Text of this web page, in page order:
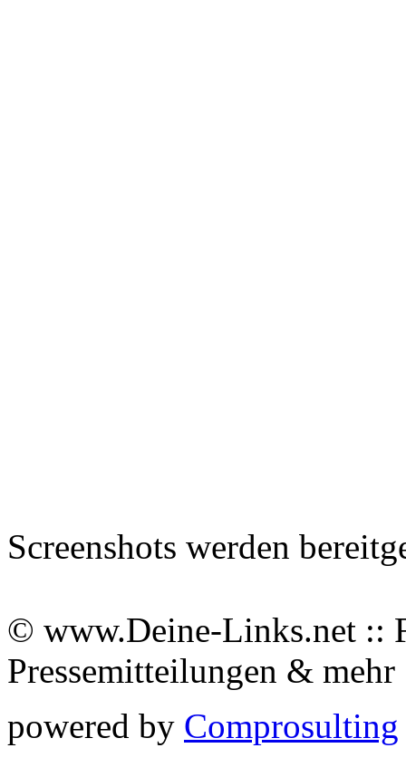
Screenshots werden
© www.Deine-Links.net ::
Pressemitteilungen &
powered by Comprosulting